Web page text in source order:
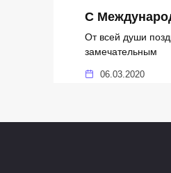
C
От всей души
замечательным
06.03.2020